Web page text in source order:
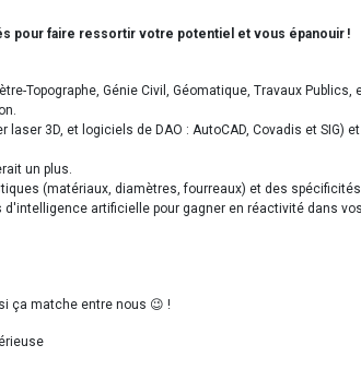
pour faire ressortir votre potentiel et vous épanouir !
Topographe, Génie Civil, Géomatique, Travaux Publics,
3D, et logiciels de DAO : AutoCAD, Covadis et SIG)
un plus.
(matériaux, diamètres, fourreaux) et des
artificielle pour gagner en réactivité dans
ça matche entre nous 😉 !